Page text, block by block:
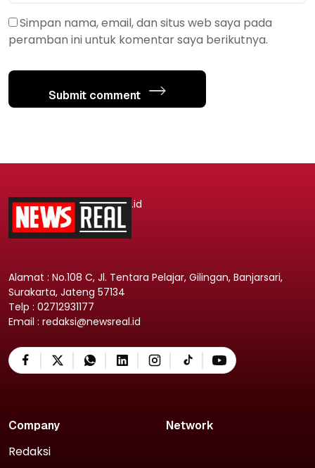
Simpan nama, email, dan situs web saya pada
peramban ini untuk komentar saya berikutnya.
Submit comment
.id
Alamat : No.108 C, Jl. Tentara Pelajar, Gilingan, Banjarsari,
Surakarta, Jateng 57134
Telp : 02712931177
Email : redaksi@newsreal.id
Company
Redaksi
Network